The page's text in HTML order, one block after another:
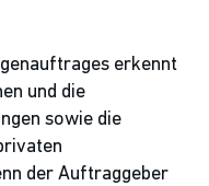
erkennt
und die
sowie die
der Auftraggeber